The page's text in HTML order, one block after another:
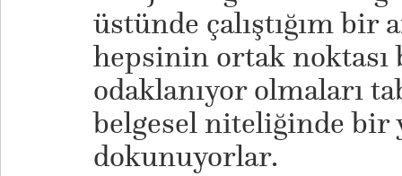
üstünde çalıştığım bir
hepsinin ortak noktası
odaklanıyor olmaları
belgesel niteliğinde bir
dokunuyorlar.